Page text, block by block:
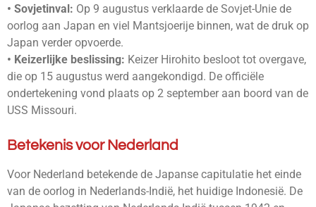
• Sovjetinval: Op 9 augustus verklaarde de Sovjet-Unie de
oorlog aan Japan en viel Mantsjoerije binnen, wat de druk op
Japan verder opvoerde.
• Keizerlijke beslissing: Keizer Hirohito besloot tot overgave,
die op 15 augustus werd aangekondigd. De officiële
ondertekening vond plaats op 2 september aan boord van de
USS Missouri.
Betekenis voor Nederland
Voor Nederland betekende de Japanse capitulatie het einde
van de oorlog in Nederlands-Indië, het huidige Indonesië. De